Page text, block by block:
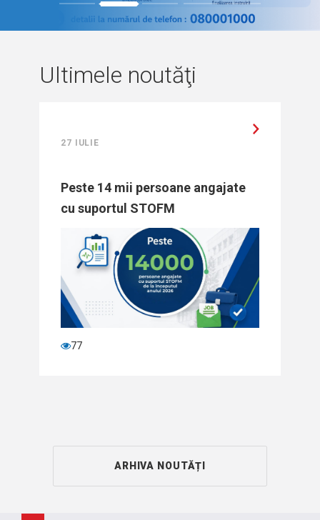
1 2 3 4 5
Ultimele noutăţi
27 IULIE
Peste 14 mii persoane angajate
cu suportul STOFM
77
ARHIVA NOUTĂȚI